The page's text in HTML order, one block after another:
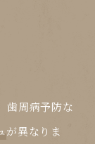
歯周病予防な
が異なりま